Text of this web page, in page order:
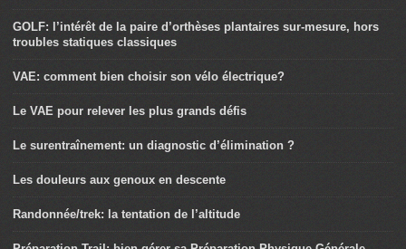
GOLF: l’intérêt de la paire d’orthèses plantaires sur-mesure, hors
troubles statiques classiques
VAE: comment bien choisir son vélo électrique?
Le VAE pour relever les plus grands défis
Le surentraînement: un diagnostic d’élimination ?
Les douleurs aux genoux en descente
Randonnée/trek: la tentation de l’altitude